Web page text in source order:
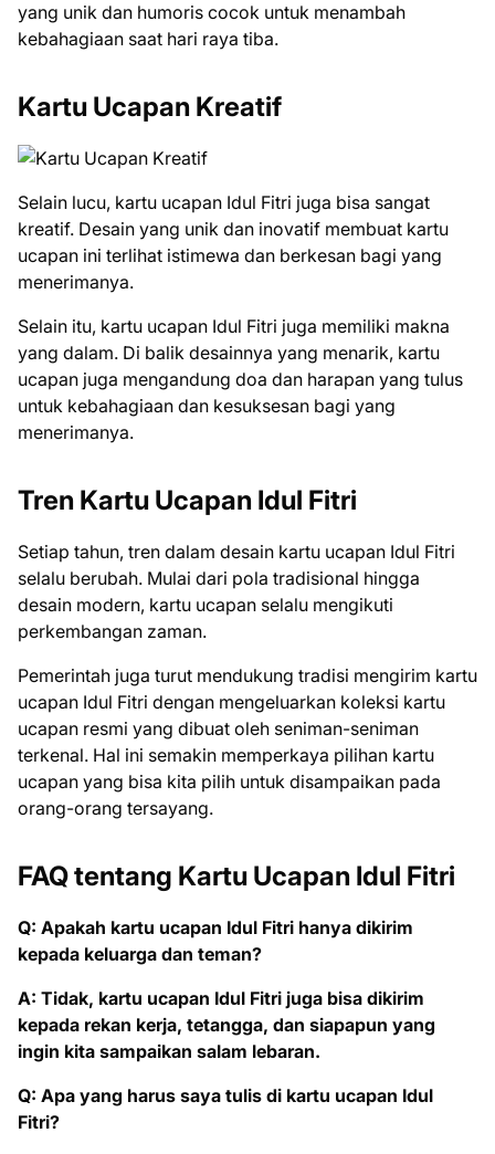
yang unik dan humoris cocok untuk menambah
kebahagiaan saat hari raya tiba.
Kartu Ucapan Kreatif
Selain lucu, kartu ucapan Idul Fitri juga bisa sangat
kreatif. Desain yang unik dan inovatif membuat kartu
ucapan ini terlihat istimewa dan berkesan bagi yang
menerimanya.
Selain itu, kartu ucapan Idul Fitri juga memiliki makna
yang dalam. Di balik desainnya yang menarik, kartu
ucapan juga mengandung doa dan harapan yang tulus
untuk kebahagiaan dan kesuksesan bagi yang
menerimanya.
Tren Kartu Ucapan Idul Fitri
Setiap tahun, tren dalam desain kartu ucapan Idul Fitri
selalu berubah. Mulai dari pola tradisional hingga
desain modern, kartu ucapan selalu mengikuti
perkembangan zaman.
Pemerintah juga turut mendukung tradisi mengirim kartu
ucapan Idul Fitri dengan mengeluarkan koleksi kartu
ucapan resmi yang dibuat oleh seniman-seniman
terkenal. Hal ini semakin memperkaya pilihan kartu
ucapan yang bisa kita pilih untuk disampaikan pada
orang-orang tersayang.
FAQ tentang Kartu Ucapan Idul Fitri
Q: Apakah kartu ucapan Idul Fitri hanya dikirim
kepada keluarga dan teman?
A: Tidak, kartu ucapan Idul Fitri juga bisa dikirim
kepada rekan kerja, tetangga, dan siapapun yang
ingin kita sampaikan salam lebaran.
Q: Apa yang harus saya tulis di kartu ucapan Idul
Fitri?